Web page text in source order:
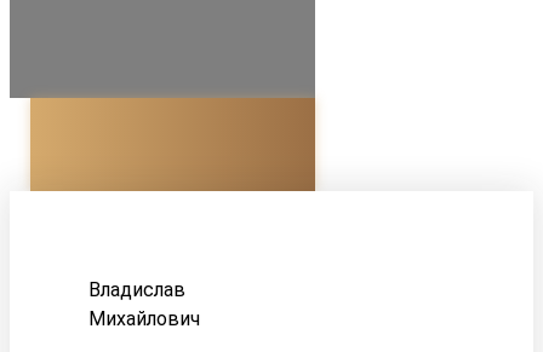
Владислав
Михайлович